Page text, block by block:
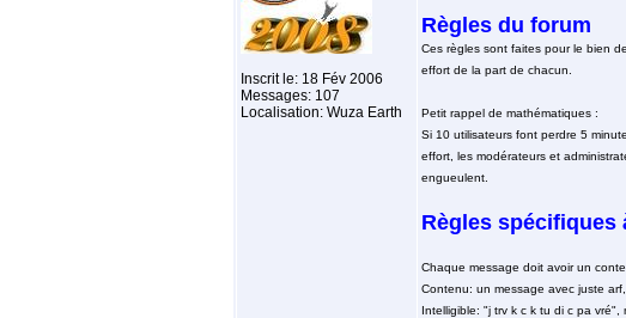
Inscrit le: 18 Fév 2006
Messages: 107
Localisation: Wuza Earth
Règles du forum
Ces règles sont faites pour le bien
effort de la part de chacun.
Petit rappel de mathématiques :
Si 10 utilisateurs font perdre 5
effort, les modérateurs et
engueulent.
Règles spécifiques
Chaque message doit avoir un
Contenu: un message avec juste
Intelligible: "j trv k c k tu di c pa